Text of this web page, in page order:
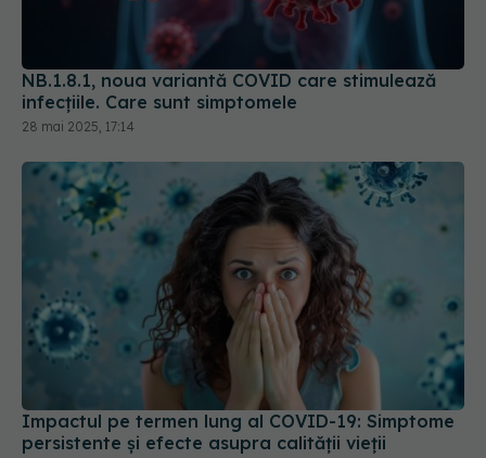
NB.1.8.1, noua variantă COVID care stimulează
infecțiile. Care sunt simptomele
28 mai 2025, 17:14
Impactul pe termen lung al COVID-19: Simptome
persistente și efecte asupra calității vieții